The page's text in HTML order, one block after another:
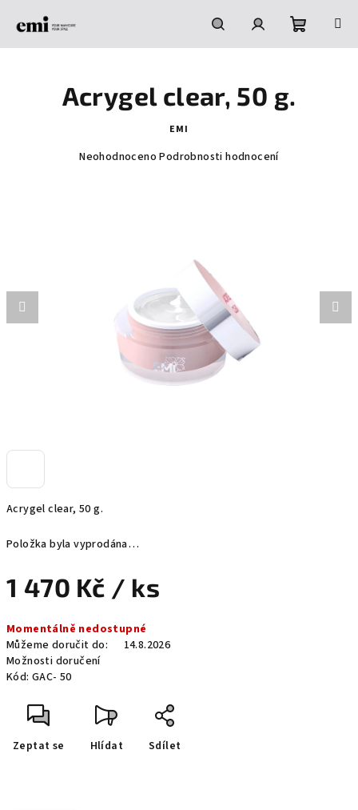
HledatPřihlášeníNákupní
Acrygel clear, 50 g.
Položka byla vyprodána…
1 470 Kč / ks
cena:
Momentálně nedostupné
Můžeme doručit do:
14.8.2026
Možnosti doručení
Kód: GAC- 50
Zeptat se Hlídat Sdílet
Acrygel clear, 50 g.
EMI
Průměrné
Neohodnoceno Podrobnosti hodnocení